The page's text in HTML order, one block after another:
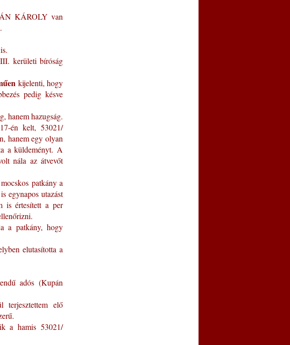
KÁROLY van
kerületi bíróság
kijelenti, hogy
pedig késve
hanem hazugság.
én kelt, 53021/
hanem egy olyan
a küldeményt. A
nála az átvevőt
patkány a
egynapos utazást
is értesített a per
a patkány, hogy
elutasította a
adós (Kupán
terjesztettem elő
a hamis 53021/